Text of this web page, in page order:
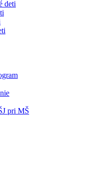
deti
pri MŠ